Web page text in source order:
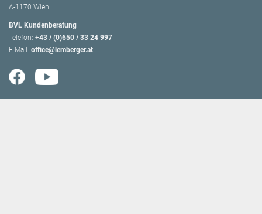
A-1170 Wien
BVL Kundenberatung
Telefon: +43 / (0)650 / 33 24 997
E-Mail: office@lemberger.at